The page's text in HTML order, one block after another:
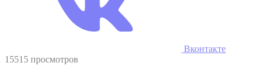
Вконтакте
15515 просмотров